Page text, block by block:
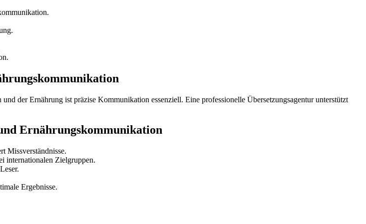
der Ernährung ist präzise Kommunikation essenziell. Eine professionelle Übersetzungsagentur unterstützt
Ernährungskommunikation
Missverständnisse.
internationalen Zielgruppen.
Ergebnisse.